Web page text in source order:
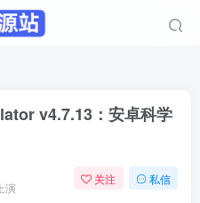
v4.7.13：安卓科学
演
关注 私信